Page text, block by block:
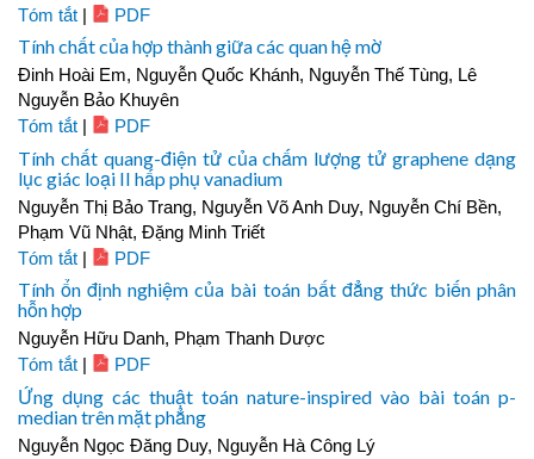
Tóm tắt | PDF
Tính chất của hợp thành giữa các quan hệ mờ
Đinh Hoài Em, Nguyễn Quốc Khánh, Nguyễn Thế Tùng, Lê
Nguyễn Bảo Khuyên
Tóm tắt | PDF
Tính chất quang-điện tử của chấm lượng tử graphene dạng
lục giác loại II hấp phụ vanadium
Nguyễn Thị Bảo Trang, Nguyễn Võ Anh Duy, Nguyễn Chí Bền,
Phạm Vũ Nhật, Đặng Minh Triết
Tóm tắt | PDF
Tính ổn định nghiệm của bài toán bất đẳng thức biến phân
hỗn hợp
Nguyễn Hữu Danh, Phạm Thanh Dược
Tóm tắt | PDF
Ứng dụng các thuật toán nature-inspired vào bài toán p-
median trên mặt phẳng
Nguyễn Ngọc Đăng Duy, Nguyễn Hà Công Lý